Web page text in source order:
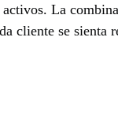
La
cliente se sienta